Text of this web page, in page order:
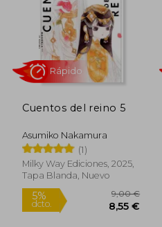
Rápido
Cuentos del reino 5
Asumiko Nakamura
(1)
Milky Way Ediciones, 2025,
Tapa Blanda, Nuevo